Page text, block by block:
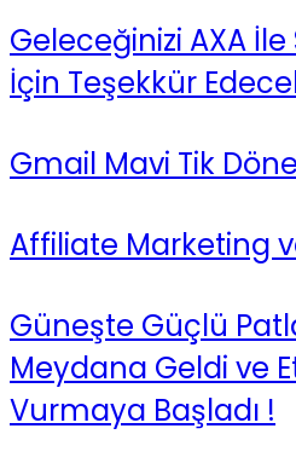
Geleceğinizi AXA İle
İçin Teşekkür
Gmail Mavi Tik
Affiliate Marketing
Güneşte Güçlü
Meydana Geldi ve
Vurmaya Başladı !